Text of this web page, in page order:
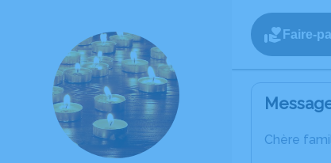
Faire-
Chère